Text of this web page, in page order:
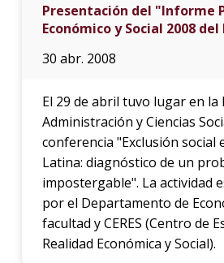
Presentación del "Informe
Económico y Social 2008 del
30 abr. 2008
El 29 de abril tuvo lugar en la
Administración y Ciencias
conferencia "Exclusión social
Latina: diagnóstico de un
impostergable". La actividad
por el Departamento de
facultad y CERES (Centro de
Realidad Económica y Social).